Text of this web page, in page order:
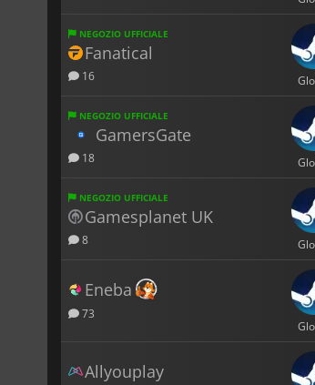
NEGOZIO UFFICIALE
Fanatical
16
NEGOZIO UFFICIALE
GamersGate
18
NEGOZIO UFFICIALE
Gamesplanet UK
8
Eneba
73
Allyouplay